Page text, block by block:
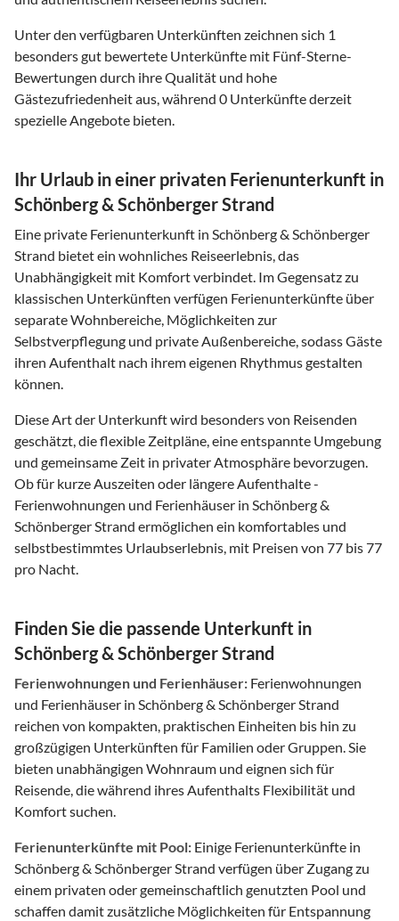
Unter den verfügbaren Unterkünften zeichnen sich 1
besonders gut bewertete Unterkünfte mit Fünf-Sterne-
Bewertungen durch ihre Qualität und hohe
Gästezufriedenheit aus, während 0 Unterkünfte derzeit
spezielle Angebote bieten.
Ihr Urlaub in einer privaten Ferienunterkunft in
Schönberg & Schönberger Strand
Eine private Ferienunterkunft in Schönberg & Schönberger
Strand bietet ein wohnliches Reiseerlebnis, das
Unabhängigkeit mit Komfort verbindet. Im Gegensatz zu
klassischen Unterkünften verfügen Ferienunterkünfte über
separate Wohnbereiche, Möglichkeiten zur
Selbstverpflegung und private Außenbereiche, sodass Gäste
ihren Aufenthalt nach ihrem eigenen Rhythmus gestalten
können.
Diese Art der Unterkunft wird besonders von Reisenden
geschätzt, die flexible Zeitpläne, eine entspannte Umgebung
und gemeinsame Zeit in privater Atmosphäre bevorzugen.
Ob für kurze Auszeiten oder längere Aufenthalte -
Ferienwohnungen und Ferienhäuser in Schönberg &
Schönberger Strand ermöglichen ein komfortables und
selbstbestimmtes Urlaubserlebnis, mit Preisen von 77 bis 77
pro Nacht.
Finden Sie die passende Unterkunft in
Schönberg & Schönberger Strand
Ferienwohnungen und Ferienhäuser: Ferienwohnungen
und Ferienhäuser in Schönberg & Schönberger Strand
reichen von kompakten, praktischen Einheiten bis hin zu
großzügigen Unterkünften für Familien oder Gruppen. Sie
bieten unabhängigen Wohnraum und eignen sich für
Reisende, die während ihres Aufenthalts Flexibilität und
Komfort suchen.
Ferienunterkünfte mit Pool: Einige Ferienunterkünfte in
Schönberg & Schönberger Strand verfügen über Zugang zu
einem privaten oder gemeinschaftlich genutzten Pool und
schaffen damit zusätzliche Möglichkeiten für Entspannung